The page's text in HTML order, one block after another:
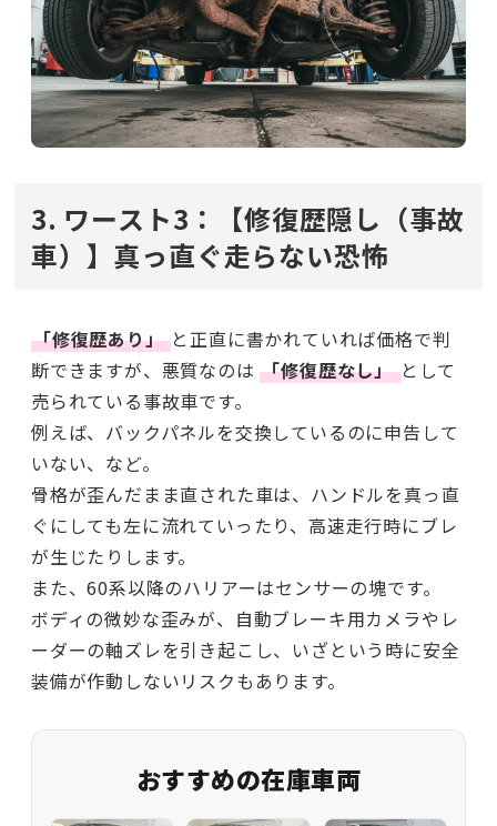
3. ワースト3：【修復歴隠し（事故
車）】真っ直ぐ走らない恐怖
「修復歴あり」と正直に書かれていれば価格で判
断できますが、悪質なのは「修復歴なし」として
売られている事故車です。
例えば、バックパネルを交換しているのに申告して
いない、など。
骨格が歪んだまま直された車は、ハンドルを真っ直
ぐにしても左に流れていったり、高速走行時にブレ
が生じたりします。
また、60系以降のハリアーはセンサーの塊です。
ボディの微妙な歪みが、自動ブレーキ用カメラやレ
ーダーの軸ズレを引き起こし、いざという時に安全
装備が作動しないリスクもあります。
おすすめの在庫車両